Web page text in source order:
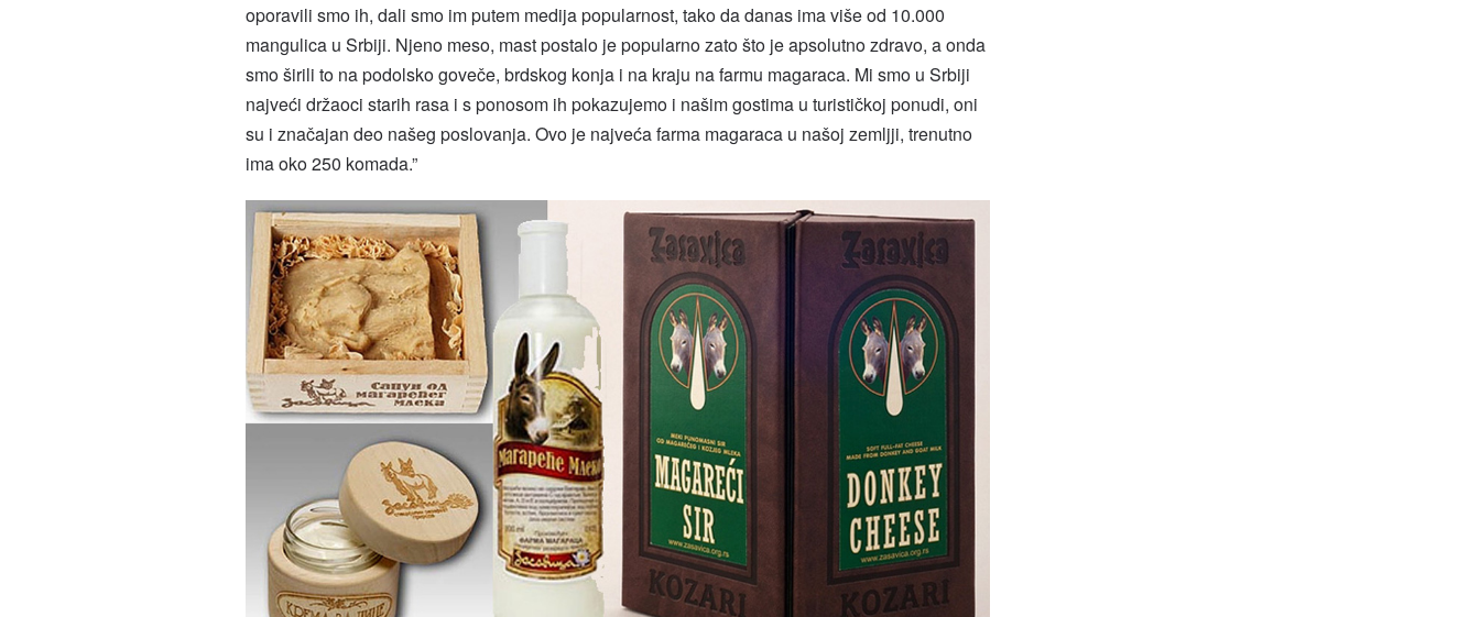
oporavili smo ih, dali smo im putem medija popularnost, tako da danas ima više od 10.000
mangulica u Srbiji. Njeno meso, mast postalo je popularno zato što je apsolutno zdravo, a onda
smo širili to na podolsko goveče, brdskog konja i na kraju na farmu magaraca. Mi smo u Srbiji
najveći držaoci starih rasa i s ponosom ih pokazujemo i našim gostima u turističkoj ponudi, oni
su i značajan deo našeg poslovanja. Ovo je najveća farma magaraca u našoj zemljji, trenutno
ima oko 250 komada.”